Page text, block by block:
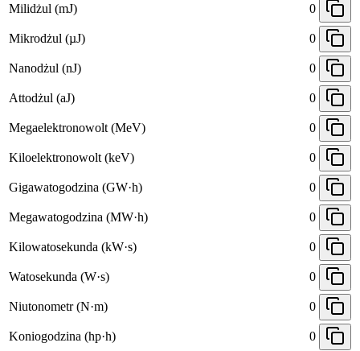
Milidżul (mJ) 0
Mikrodżul (µJ) 0
Nanodżul (nJ) 0
Attodżul (aJ) 0
Megaelektronowolt (MeV) 0
Kiloelektronowolt (keV) 0
Gigawatogodzina (GW·h) 0
Megawatogodzina (MW·h) 0
Kilowatosekunda (kW·s) 0
Watosekunda (W·s) 0
Niutonometr (N·m) 0
Koniogodzina (hp·h) 0